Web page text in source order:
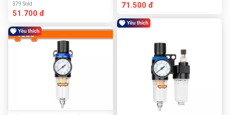
379 Sold
51.700 đ
71.500 đ